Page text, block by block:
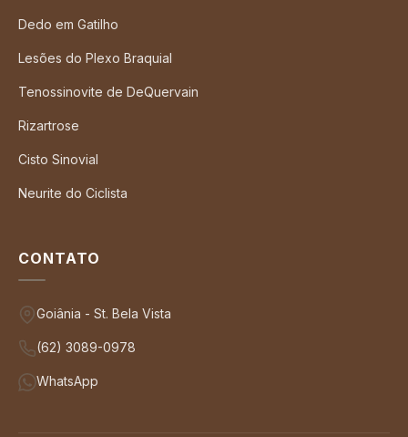
Dedo em Gatilho
Lesões do Plexo Braquial
Tenossinovite de DeQuervain
Rizartrose
Cisto Sinovial
Neurite do Ciclista
CONTATO
Goiânia - St. Bela Vista
(62) 3089-0978
WhatsApp